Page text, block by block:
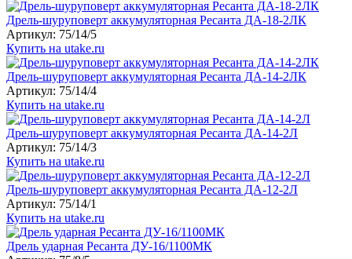
Дрель-шуруповерт аккумуляторная Ресанта ДА-18-2ЛК
Артикул: 75/14/5
Купить на utake.ru
Дрель-шуруповерт аккумуляторная Ресанта ДА-14-2ЛК
Артикул: 75/14/4
Купить на utake.ru
Дрель-шуруповерт аккумуляторная Ресанта ДА-14-2Л
Артикул: 75/14/3
Купить на utake.ru
Дрель-шуруповерт аккумуляторная Ресанта ДА-12-2Л
Артикул: 75/14/1
Купить на utake.ru
Дрель ударная Ресанта ДУ-16/1100МК